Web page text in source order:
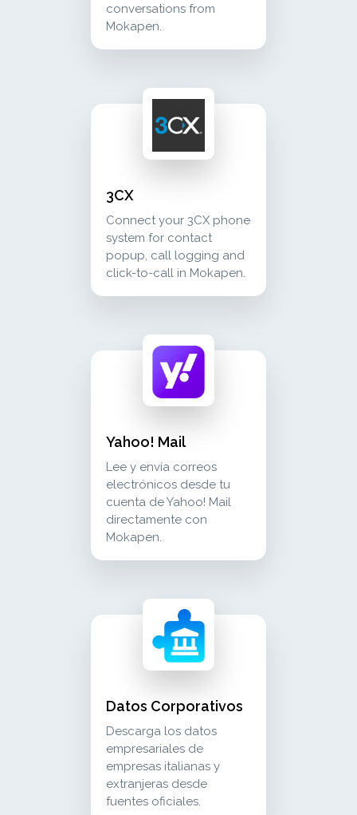
conversations from
Mokapen.
3cx connect your 3cx phone system for
communication
3CX
Connect your 3CX phone
system for contact
popup, call logging and
click-to-call in Mokapen.
yahoo! mail lee y envía correos electrónicos
communication
Yahoo! Mail
Lee y envía correos
electrónicos desde tu
cuenta de Yahoo! Mail
directamente con
Mokapen.
datos corporativos descarga los datos
crm_sales
Datos Corporativos
Descarga los datos
empresariales de
empresas italianas y
extranjeras desde
fuentes oficiales.